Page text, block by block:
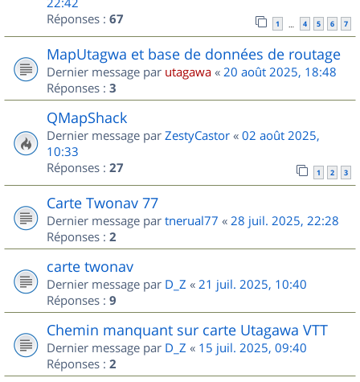
Réponses : 67 1 … 4 5 6 7
MapUtagwa et base de données de routage
Dernier message par utagawa « 20 août 2025, 18:48
Réponses : 3
QMapShack
Dernier message par ZestyCastor « 02 août 2025,
10:33
Réponses : 27 1 2 3
Carte Twonav 77
Dernier message par tnerual77 « 28 juil. 2025, 22:28
Réponses : 2
carte twonav
Dernier message par D_Z « 21 juil. 2025, 10:40
Réponses : 9
Chemin manquant sur carte Utagawa VTT
Dernier message par D_Z « 15 juil. 2025, 09:40
Réponses : 2